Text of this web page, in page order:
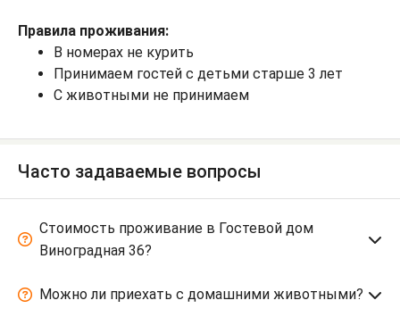
Правила проживания:
В номерах не курить
Принимаем гостей с детьми старше 3 лет
С животными не принимаем
Часто задаваемые вопросы
Стоимость проживание в Гостевой дом
Виноградная 36?
Можно ли приехать с домашними животными?